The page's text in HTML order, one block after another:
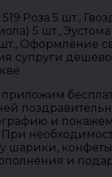
Роза 5 шт.,
5 шт.,
Оформление
супруги
и
При
шарики,
и